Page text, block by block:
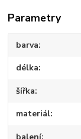
Parametry
barva
délka
šířka
materiál